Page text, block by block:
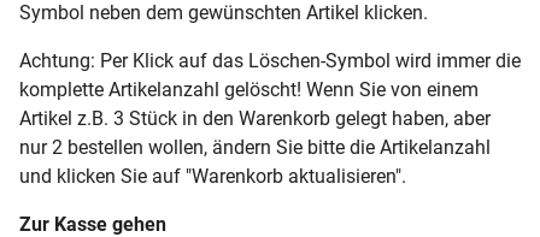
Symbol neben dem gewünschten Artikel klicken.
Achtung: Per Klick auf das Löschen-Symbol wird immer die
komplette Artikelanzahl gelöscht! Wenn Sie von einem
Artikel z.B. 3 Stück in den Warenkorb gelegt haben, aber
nur 2 bestellen wollen, ändern Sie bitte die Artikelanzahl
und klicken Sie auf "Warenkorb aktualisieren".
Zur Kasse gehen